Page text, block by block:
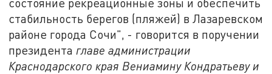
стабильность берегов (пляжей) в Лазаревском
районе города Сочи", - говорится в поручении
президента главе администрации
Краснодарского края Вениамину Кондратьеву и